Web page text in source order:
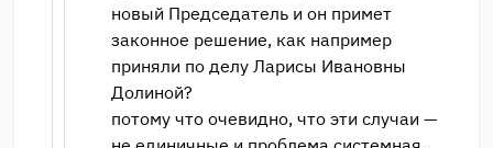
новый Председатель и он примет
законное решение, как например
приняли по делу Ларисы Ивановны
Долиной?
потому что очевидно, что эти случаи —